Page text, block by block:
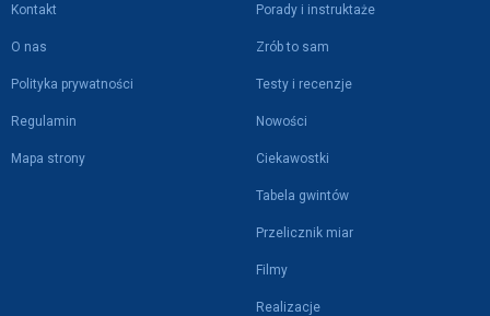
Kontakt
O nas
Polityka prywatności
Regulamin
Mapa strony
Porady i instruktaże
Zrób to sam
Testy i recenzje
Nowości
Ciekawostki
Tabela gwintów
Przelicznik miar
Filmy
Realizacje